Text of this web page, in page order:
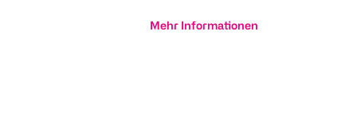
Mehr Informationen